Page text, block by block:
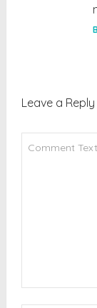
Leave a Reply